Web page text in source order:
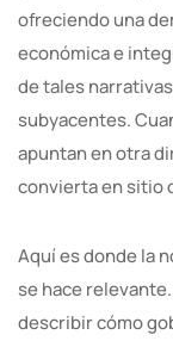
ofreciendo una
económica e
de tales
subyacentes.
apuntan en otra
convierta en sitio
Aquí es donde la
se hace
describir cómo